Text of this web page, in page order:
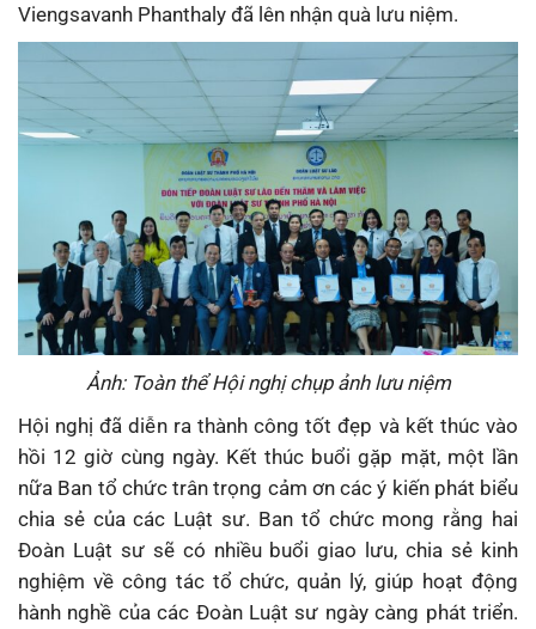
Viengsavanh Phanthaly đã lên nhận quà lưu niệm.
Ảnh: Toàn thể Hội nghị chụp ảnh lưu niệm
Hội nghị đã diễn ra thành công tốt đẹp và kết thúc vào
hồi 12 giờ cùng ngày. Kết thúc buổi gặp mặt, một lần
nữa Ban tổ chức trân trọng cảm ơn các ý kiến phát biểu
chia sẻ của các Luật sư. Ban tổ chức mong rằng hai
Đoàn Luật sư sẽ có nhiều buổi giao lưu, chia sẻ kinh
nghiệm về công tác tổ chức, quản lý, giúp hoạt động
hành nghề của các Đoàn Luật sư ngày càng phát triển.